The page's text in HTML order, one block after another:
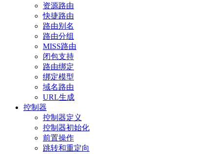
资源路由
快捷路由
路由别名
路由分组
MISS路由
闭包支持
路由绑定
绑定模型
域名路由
URL生成
控制器
控制器定义
控制器初始化
前置操作
跳转和重定向